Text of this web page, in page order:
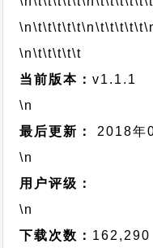
\n\t\t\t\t\t\n\t\t\t\t\t
\n\t\t\t\t\t
当前版本：v1.1.1
\n
最后更新：
2018年
\n
用户评级：
\n
下载次数： 162,290